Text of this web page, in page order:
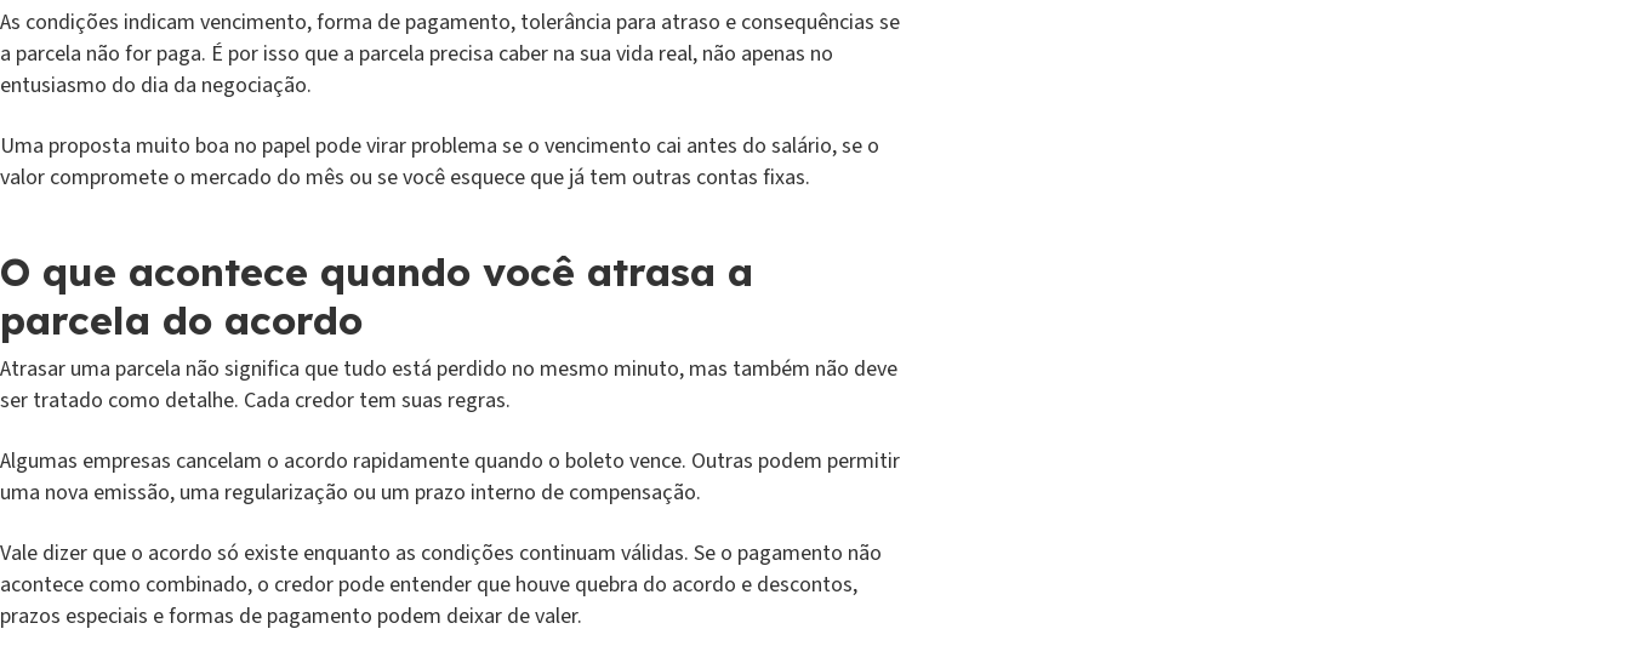
As condições indicam vencimento, forma de pagamento, tolerância para atraso e consequências se
a parcela não for paga. É por isso que a parcela precisa caber na sua vida real, não apenas no
entusiasmo do dia da negociação.
Uma proposta muito boa no papel pode virar problema se o vencimento cai antes do salário, se o
valor compromete o mercado do mês ou se você esquece que já tem outras contas fixas.
O que acontece quando você atrasa a
parcela do acordo
Atrasar uma parcela não significa que tudo está perdido no mesmo minuto, mas também não deve
ser tratado como detalhe. Cada credor tem suas regras.
Algumas empresas cancelam o acordo rapidamente quando o boleto vence. Outras podem permitir
uma nova emissão, uma regularização ou um prazo interno de compensação.
Vale dizer que o acordo só existe enquanto as condições continuam válidas. Se o pagamento não
acontece como combinado, o credor pode entender que houve quebra do acordo e descontos,
prazos especiais e formas de pagamento podem deixar de valer.